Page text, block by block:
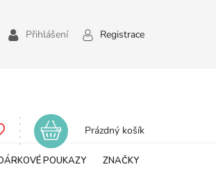
Přihlášení Registrace
Nákupní
Prázdný košík
POUKAZY ZNAČKY